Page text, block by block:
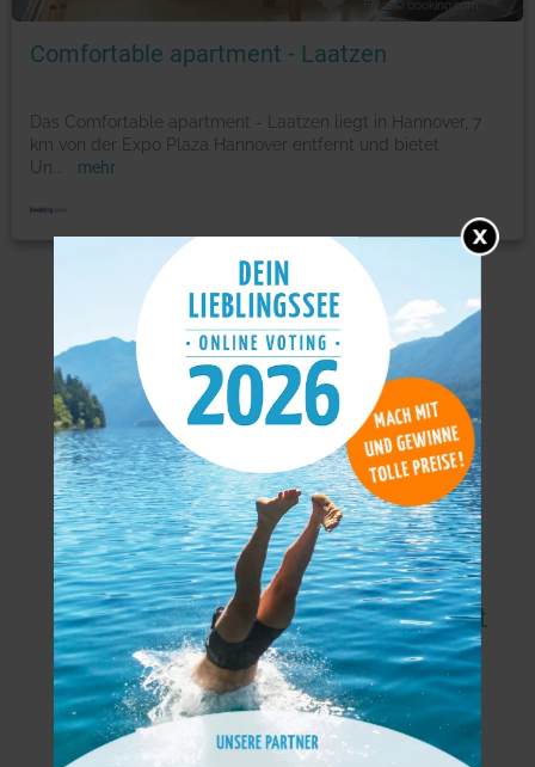
Foto: © booking.com
Comfortable apartment - Laatzen
Das Comfortable apartment - Laatzen liegt in Hannover, 7
km von der Expo Plaza Hannover entfernt und bietet
Un
mehr
Weitere Angebote
Karte/Fakten
Seekarte Wasserqualität